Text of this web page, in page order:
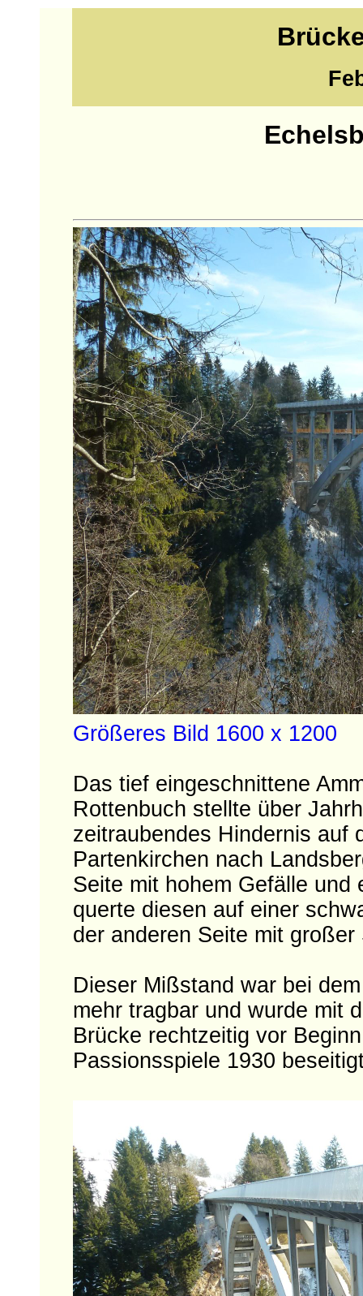
Größeres Bild 1600 x 1200
Das tief eingeschnittene
Rottenbuch stellte über
zeitraubendes Hindernis auf
Partenkirchen nach
Seite mit hohem Gefälle und
querte diesen auf einer
der anderen Seite mit
Dieser Mißstand war bei
mehr tragbar und wurde mit
Brücke rechtzeitig vor
Passionsspiele 1930